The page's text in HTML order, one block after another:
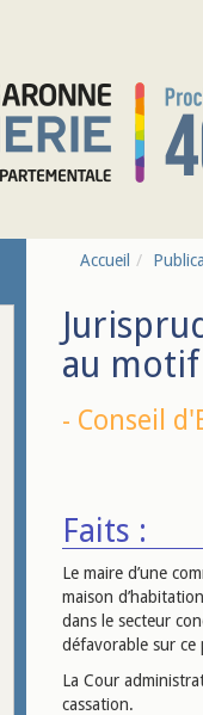
Accueil
au
- Conseil
Faits :
Le maire d’une
maison
dans le secteur
défavorable sur ce
La Cour
cassation.